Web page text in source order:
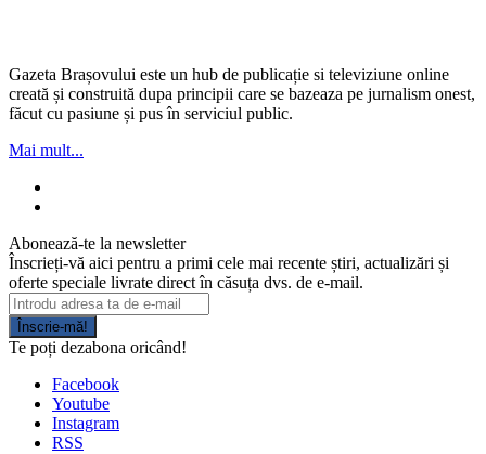
Gazeta Brașovului este un hub de publicație si televiziune online
creată și construită dupa principii care se bazeaza pe jurnalism onest,
făcut cu pasiune și pus în serviciul public.
Mai mult...
Abonează-te la newsletter
Înscrieți-vă aici pentru a primi cele mai recente știri, actualizări și
oferte speciale livrate direct în căsuța dvs. de e-mail.
Înscrie-mă!
Te poți dezabona oricând!
Facebook
Youtube
Instagram
RSS